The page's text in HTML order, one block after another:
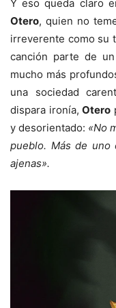
Y eso queda claro
Otero, quien no
irreverente como su
canción parte de
mucho más
una sociedad
dispara ironía,Otero
y desorientado: «No
pueblo. Más de uno
ajenas».